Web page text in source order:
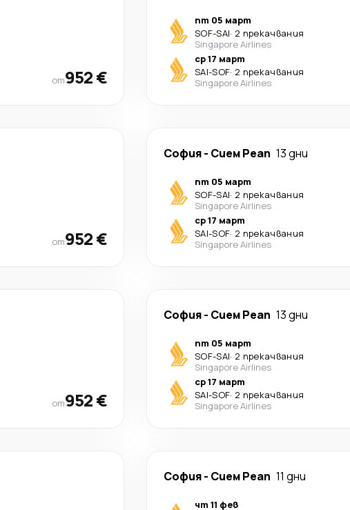
от952 €
пт 05 март
SOF-SAI· 2 прекачвания
Singapore Airlines
ср 17 март
SAI-SOF· 2 прекачвания
Singapore Airlines
от952 €
София- Сием Реап 13 дни
пт 05 март
SOF-SAI· 2 прекачвания
Singapore Airlines
ср 17 март
SAI-SOF· 2 прекачвания
Singapore Airlines
от952 €
София- Сием Реап 13 дни
пт 05 март
SOF-SAI· 2 прекачвания
Singapore Airlines
ср 17 март
SAI-SOF· 2 прекачвания
Singapore Airlines
София- Сием Реап 11 дни
чт 11 фев